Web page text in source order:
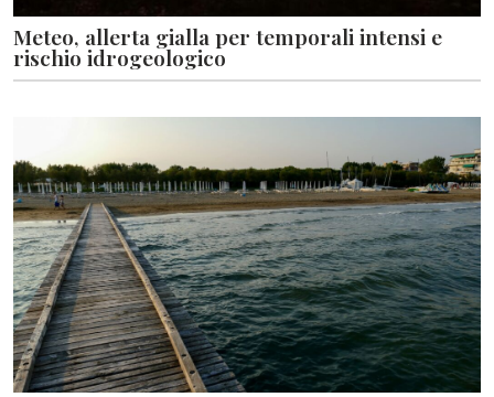
Meteo, allerta gialla per temporali intensi e
rischio idrogeologico